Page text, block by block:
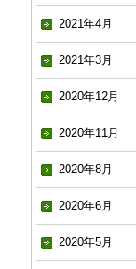
2021年4月
2021年3月
2020年12月
2020年11月
2020年8月
2020年6月
2020年5月